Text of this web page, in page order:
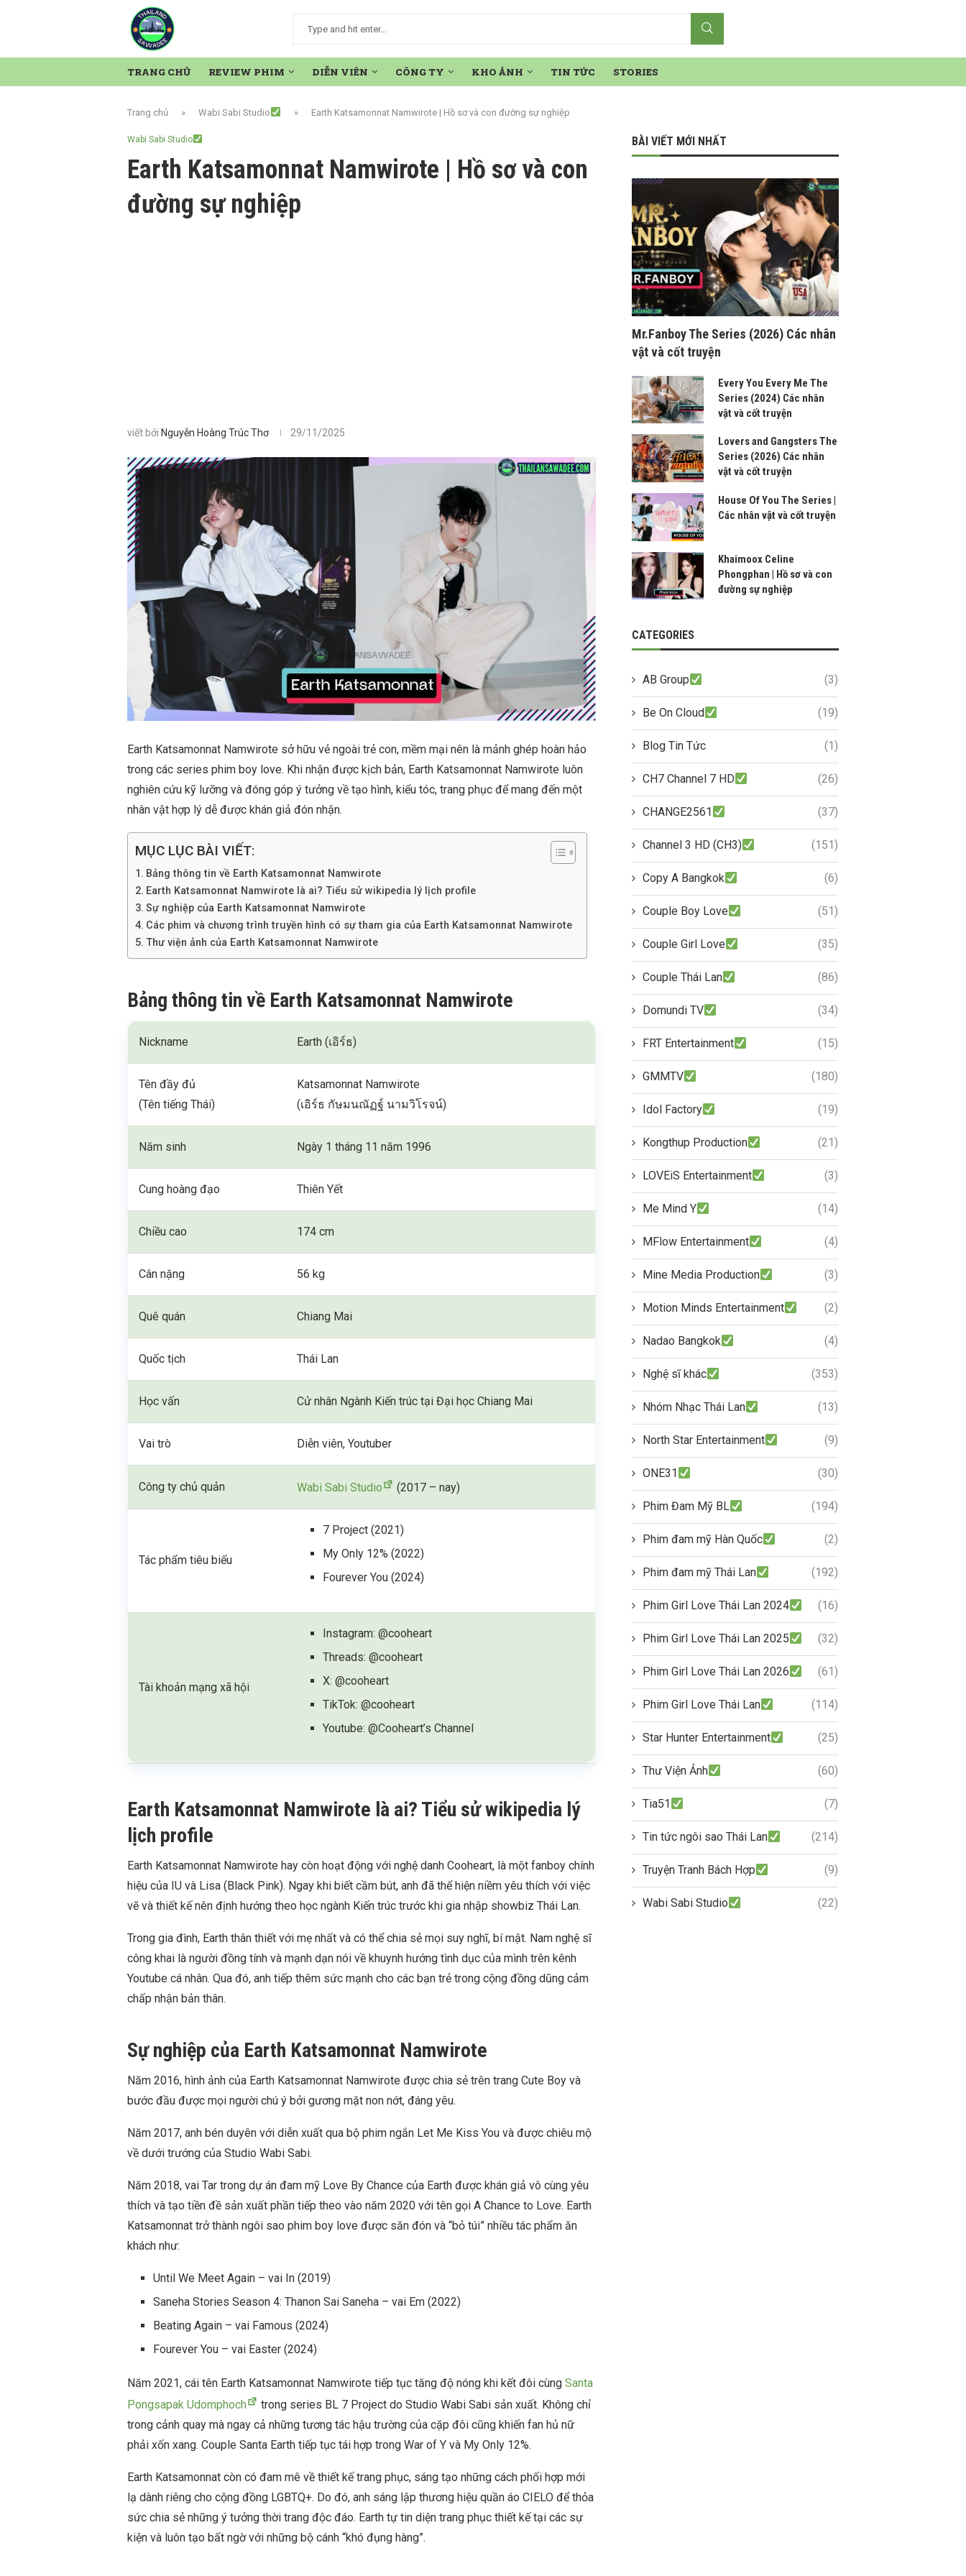
TRANG CHỦ REVIEW PHIM DIỄN VIÊN CÔNG TY KHO ẢNH TIN TỨC STORIES
Trang chủ » Wabi Sabi Studio » Earth Katsamonnat Namwirote | Hồ sơ và con đường sự nghiệp
Wabi Sabi Studio
Earth Katsamonnat Namwirote | Hồ sơ và con
đường sự nghiệp
viết bởi Nguyễn Hoàng Trúc Thơ 29/11/2025
Earth Katsamonnat Namwirote sở hữu vẻ ngoài trẻ con, mềm mại nên là mảnh ghép hoàn hảo
trong các series phim boy love. Khi nhận được kịch bản, Earth Katsamonnat Namwirote luôn
nghiên cứu kỹ lưỡng và đóng góp ý tưởng về tạo hình, kiểu tóc, trang phục để mang đến một
nhân vật hợp lý dễ được khán giả đón nhận.
MỤC LỤC BÀI VIẾT:
Bảng thông tin về Earth Katsamonnat Namwirote
Earth Katsamonnat Namwirote là ai? Tiểu sử wikipedia lý lịch profile
Sự nghiệp của Earth Katsamonnat Namwirote
Các phim và chương trình truyền hình có sự tham gia của Earth Katsamonnat Namwirote
Thư viện ảnh của Earth Katsamonnat Namwirote
Bảng thông tin về Earth Katsamonnat Namwirote
Nickname Earth (เอิร์ธ)
Tên đầy đủ
(Tên tiếng Thái)
Katsamonnat Namwirote
(เอิร์ธ กัษมนณัฏฐ์ นามวิโรจน์)
Năm sinh Ngày 1 tháng 11 năm 1996
Cung hoàng đạo Thiên Yết
Chiều cao 174 cm
Cân nặng 56 kg
Quê quán Chiang Mai
Quốc tịch Thái Lan
Học vấn Cử nhân Ngành Kiến trúc tại Đại học Chiang Mai
Vai trò Diễn viên, Youtuber
Công ty chủ quản Wabi Sabi Studio (2017 – nay)
Tác phẩm tiêu biểu
7 Project (2021)
My Only 12% (2022)
Fourever You (2024)
Tài khoản mạng xã hội
Instagram: @cooheart
Threads: @cooheart
X: @cooheart
TikTok: @cooheart
Youtube: @Cooheart’s Channel
Earth Katsamonnat Namwirote là ai? Tiểu sử wikipedia lý
lịch profile
Earth Katsamonnat Namwirote hay còn hoạt động với nghệ danh Cooheart, là một fanboy chính
hiệu của IU và Lisa (Black Pink). Ngay khi biết cầm bút, anh đã thể hiện niềm yêu thích với việc
vẽ và thiết kế nên định hướng theo học ngành Kiến trúc trước khi gia nhập showbiz Thái Lan.
Trong gia đình, Earth thân thiết với mẹ nhất và có thể chia sẻ mọi suy nghĩ, bí mật. Nam nghệ sĩ
công khai là người đồng tính và mạnh dạn nói về khuynh hướng tình dục của mình trên kênh
Youtube cá nhân. Qua đó, anh tiếp thêm sức mạnh cho các bạn trẻ trong cộng đồng dũng cảm
chấp nhận bản thân.
Sự nghiệp của Earth Katsamonnat Namwirote
Năm 2016, hình ảnh của Earth Katsamonnat Namwirote được chia sẻ trên trang Cute Boy và
bước đầu được mọi người chú ý bởi gương mặt non nớt, đáng yêu.
Năm 2017, anh bén duyên với diễn xuất qua bộ phim ngắn Let Me Kiss You và được chiêu mộ
về dưới trướng của Studio Wabi Sabi.
Năm 2018, vai Tar trong dự án đam mỹ Love By Chance của Earth được khán giả vô cùng yêu
thích và tạo tiền đề sản xuất phần tiếp theo vào năm 2020 với tên gọi A Chance to Love. Earth
Katsamonnat trở thành ngôi sao phim boy love được săn đón và “bỏ túi” nhiều tác phẩm ăn
khách như:
Until We Meet Again – vai In (2019)
Saneha Stories Season 4: Thanon Sai Saneha – vai Em (2022)
Beating Again – vai Famous (2024)
Fourever You – vai Easter (2024)
Năm 2021, cái tên Earth Katsamonnat Namwirote tiếp tục tăng độ nóng khi kết đôi cùng Santa
Pongsapak Udomphoch
trong series BL 7 Project do Studio Wabi Sabi sản xuất. Không chỉ
trong cảnh quay mà ngay cả những tương tác hậu trường của cặp đôi cũng khiến fan hủ nữ
phải xốn xang. Couple Santa Earth tiếp tục tái hợp trong War of Y và My Only 12%.
Earth Katsamonnat còn có đam mê về thiết kế trang phục, sáng tạo những cách phối hợp mới
lạ dành riêng cho cộng đồng LGBTQ+. Do đó, anh sáng lập thương hiệu quần áo CIELO để thỏa
sức chia sẻ những ý tưởng thời trang độc đáo. Earth tự tin diện trang phục thiết kế tại các sự
kiện và luôn tạo bất ngờ với những bộ cánh “khó đụng hàng”.
BÀI VIẾT MỚI NHẤT
Mr.Fanboy The Series (2026) Các nhân
vật và cốt truyện
Every You Every Me The
Series (2024) Các nhân
vật và cốt truyện
Lovers and Gangsters The
Series (2026) Các nhân
vật và cốt truyện
House Of You The Series |
Các nhân vật và cốt truyện
Khaimoox Celine
Phongphan | Hồ sơ và con
đường sự nghiệp
CATEGORIES
AB Group (3)
Be On Cloud (19)
Blog Tin Tức (1)
CH7 Channel 7 HD (26)
CHANGE2561 (37)
Channel 3 HD (CH3) (151)
Copy A Bangkok (6)
Couple Boy Love (51)
Couple Girl Love (35)
Couple Thái Lan (86)
Domundi TV (34)
FRT Entertainment (15)
GMMTV (180)
Idol Factory (19)
Kongthup Production (21)
LOVEiS Entertainment (3)
Me Mind Y (14)
MFlow Entertainment (4)
Mine Media Production (3)
Motion Minds Entertainment (2)
Nadao Bangkok (4)
Nghệ sĩ khác (353)
Nhóm Nhạc Thái Lan (13)
North Star Entertainment (9)
ONE31 (30)
Phim Đam Mỹ BL (194)
Phim đam mỹ Hàn Quốc (2)
Phim đam mỹ Thái Lan (192)
Phim Girl Love Thái Lan 2024 (16)
Phim Girl Love Thái Lan 2025 (32)
Phim Girl Love Thái Lan 2026 (61)
Phim Girl Love Thái Lan (114)
Star Hunter Entertainment (25)
Thư Viện Ảnh (60)
Tia51 (7)
Tin tức ngôi sao Thái Lan (214)
Truyện Tranh Bách Hợp (9)
Wabi Sabi Studio (22)